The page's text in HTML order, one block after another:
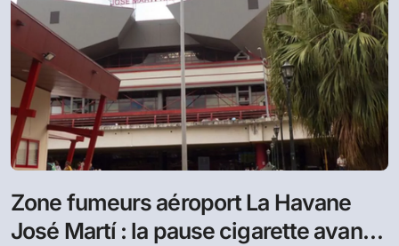
Zone fumeurs aéroport La Havane
José Martí : la pause cigarette avant